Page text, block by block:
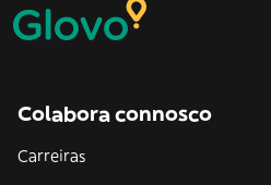
Colabora connosco
Carreiras